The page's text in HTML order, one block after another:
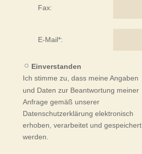
Fax:
E-Mail*:
Einverstanden
Ich stimme zu, dass meine Angaben
und Daten zur Beantwortung meiner
Anfrage gemäß unserer
Datenschutzerklärung elektronisch
erhoben, verarbeitet und gespeichert
werden.